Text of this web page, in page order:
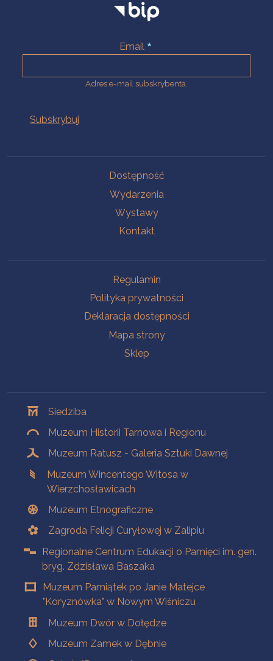
Email
Adres e-mail subskrybenta.
Dostępność
Wydarzenia
Wystawy
Kontakt
Regulamin
Polityka prywatności
Deklaracja dostępności
Mapa strony
Sklep
Siedziba
Muzeum Historii Tarnowa i Regionu
Muzeum Ratusz - Galeria Sztuki Dawnej
Muzeum Wincentego Witosa w
Wierzchosławicach
Muzeum Etnograficzne
Zagroda Felicji Curyłowej w Zalipiu
Regionalne Centrum Edukacji o Pamięci im. gen.
bryg. Zdzisława Baszaka
Muzeum Pamiątek po Janie Matejce
"Koryznówka" w Nowym Wiśniczu
Muzeum Dwór w Dołędze
Muzeum Zamek w Dębnie